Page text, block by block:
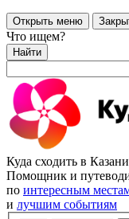
Открыть меню
Что ищем?
Найти
Куда сходить в
Помощник и
по интересным
и лучшим событиям